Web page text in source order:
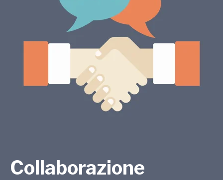
Collaborazione